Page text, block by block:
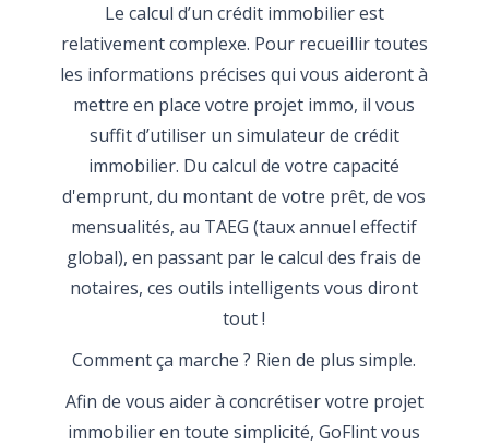
Le calcul d’un crédit immobilier est
relativement complexe. Pour recueillir toutes
les informations précises qui vous aideront à
mettre en place votre projet immo, il vous
suffit d’utiliser un simulateur de crédit
immobilier. Du calcul de votre capacité
d'emprunt, du montant de votre prêt, de vos
mensualités, au TAEG (taux annuel effectif
global), en passant par le calcul des frais de
notaires, ces outils intelligents vous diront
tout !
Comment ça marche ? Rien de plus simple.
Afin de vous aider à concrétiser votre projet
immobilier en toute simplicité, GoFlint vous